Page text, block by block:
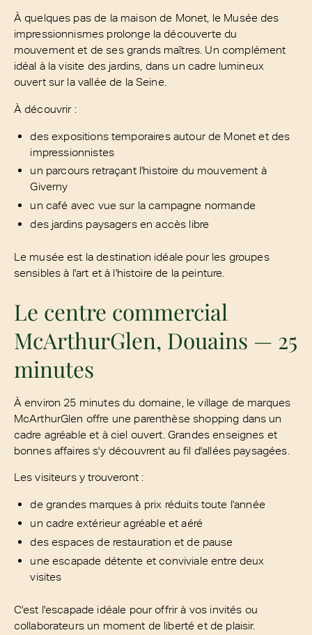
À quelques pas de la maison de Monet, le Musée des
impressionnismes prolonge la découverte du
mouvement et de ses grands maîtres. Un complément
idéal à la visite des jardins, dans un cadre lumineux
ouvert sur la vallée de la Seine.
À découvrir :
des expositions temporaires autour de Monet et des
impressionnistes
un parcours retraçant l'histoire du mouvement à
Giverny
un café avec vue sur la campagne normande
des jardins paysagers en accès libre
Le musée est la destination idéale pour les groupes
sensibles à l'art et à l'histoire de la peinture.
Le centre commercial
McArthurGlen, Douains — 25
minutes
À environ 25 minutes du domaine, le village de marques
McArthurGlen offre une parenthèse shopping dans un
cadre agréable et à ciel ouvert. Grandes enseignes et
bonnes affaires s'y découvrent au fil d'allées paysagées.
Les visiteurs y trouveront :
de grandes marques à prix réduits toute l'année
un cadre extérieur agréable et aéré
des espaces de restauration et de pause
une escapade détente et conviviale entre deux
visites
C'est l'escapade idéale pour offrir à vos invités ou
collaborateurs un moment de liberté et de plaisir.